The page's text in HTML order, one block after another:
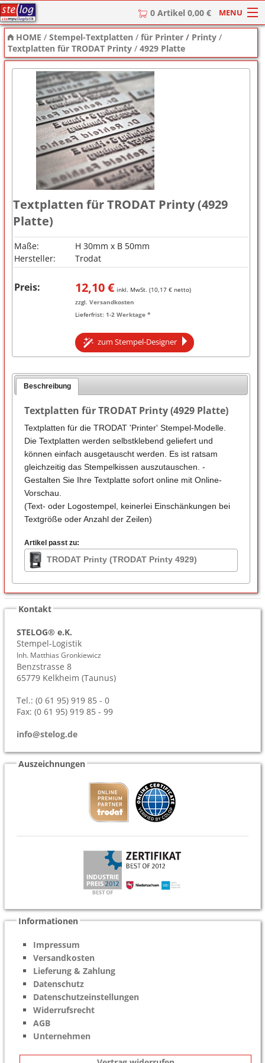
0 Artikel 0,00 € MENU
HOME
Stempel
Stempel-Textplatten
Stempelzubehör
HOME /Stempel-Textplatten /für Printer / Printy /
Textplatten für TRODAT Printy /4929 Platte
Textplatten für TRODAT Printy (4929
Platte)
Maße:
H 30mm x B 50mm
Hersteller:
Trodat
Preis: 12,10€ inkl. MwSt. (10,17€ netto)
zzgl. Versandkosten
Lieferfrist: 1-2 Werktage *
zum Stempel-Designer
Beschreibung
Textplatten für TRODAT Printy (4929 Platte)
Textplatten für die TRODAT 'Printer' Stempel-Modelle.
Die Textplatten werden selbstklebend geliefert und
können einfach ausgetauscht werden. Es ist ratsam
gleichzeitig das Stempelkissen auszutauschen. -
Gestalten Sie Ihre Textplatte sofort online mit Online-
Vorschau.
(Text- oder Logostempel, keinerlei Einschänkungen bei
Textgröße oder Anzahl der Zeilen)
Artikel passt zu:
TRODAT Printy (TRODAT Printy 4929)
Kontakt
STELOG® e.K.
Stempel-Logistik
Inh. Matthias Gronkiewicz
Benzstrasse 8
65779 Kelkheim (Taunus)
Tel.: (0 61 95) 919 85 - 0
Fax: (0 61 95) 919 85 - 99
info@stelog.de
Auszeichnungen
Informationen
Impressum
Versandkosten
Lieferung & Zahlung
Datenschutz
Datenschutzeinstellungen
Widerrufsrecht
AGB
Unternehmen